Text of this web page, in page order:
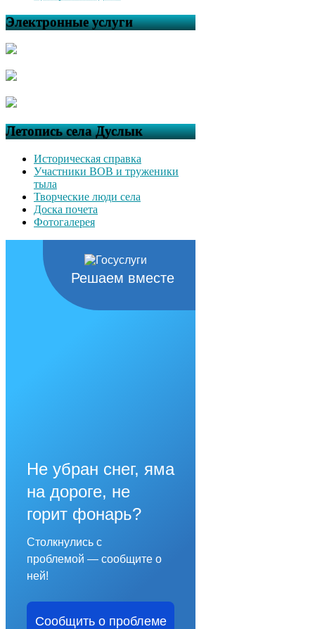
Электронные услуги
Летопись села Дуслык
Историческая справка
Участники ВОВ и труженики
тыла
Творческие люди села
Доска почета
Фотогалерея
Решаем вместе
Не убран снег, яма
на дороге, не
горит фонарь?
Столкнулись с
проблемой — сообщите о
ней!
Сообщить о проблеме